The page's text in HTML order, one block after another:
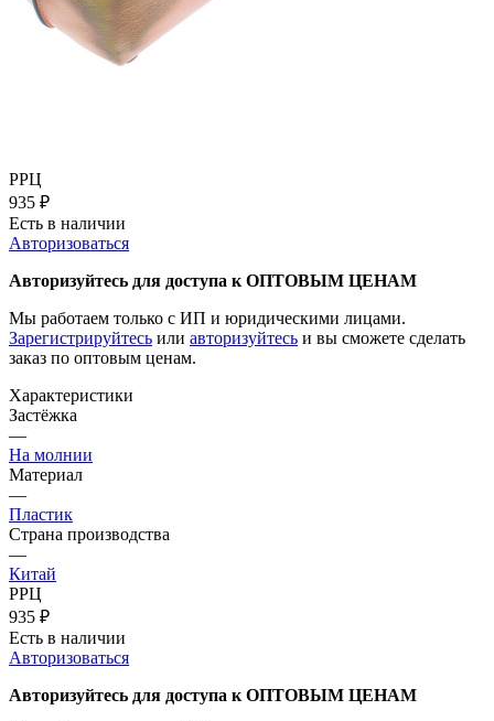
РРЦ
935 ₽
Есть в наличии
Авторизоваться
Авторизуйтесь для доступа к ОПТОВЫМ ЦЕНАМ
Мы работаем только с ИП и юридическими лицами.
Зарегистрируйтесь или авторизуйтесь и вы сможете сделать
заказ по оптовым ценам.
Характеристики
Застёжка
—
На молнии
Материал
—
Пластик
Страна производства
—
Китай
РРЦ
935 ₽
Есть в наличии
Авторизоваться
Авторизуйтесь для доступа к ОПТОВЫМ ЦЕНАМ